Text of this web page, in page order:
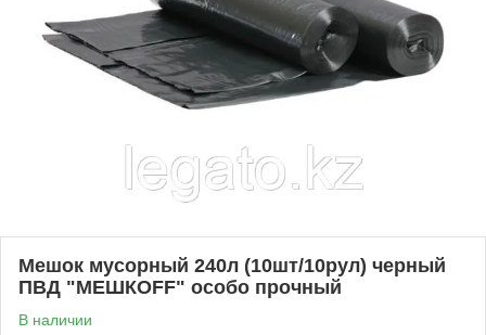
Мешок мусорный 240л (10шт/10рул) черный
ПВД "МЕШКОFF" особо прочный
В наличии